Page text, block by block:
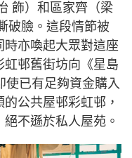
飾）和區家齊（梁
破臉。這段情節被
亦喚起大眾對這座
虹邨舊街坊向《星島
使已有足夠資金購入
公共屋邨彩虹邨，
不遜於私人屋苑。